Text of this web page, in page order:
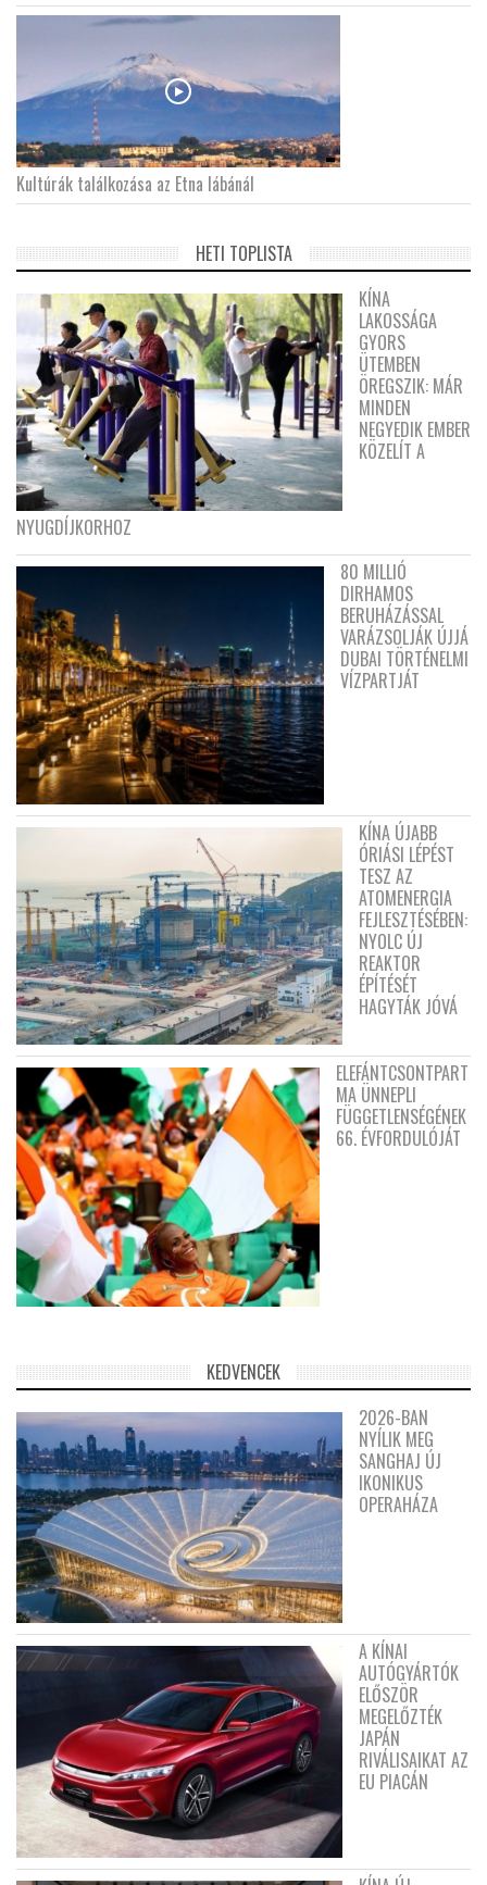
Kultúrák találkozása az Etna lábánál
HETI TOPLISTA
KÍNA
LAKOSSÁGA
GYORS
ÜTEMBEN
ÖREGSZIK: MÁR
MINDEN
NEGYEDIK EMBER
KÖZELÍT A
NYUGDÍJKORHOZ
80 MILLIÓ
DIRHAMOS
BERUHÁZÁSSAL
VARÁZSOLJÁK ÚJJÁ
DUBAI TÖRTÉNELMI
VÍZPARTJÁT
KÍNA ÚJABB
ÓRIÁSI LÉPÉST
TESZ AZ
ATOMENERGIA
FEJLESZTÉSÉBEN:
NYOLC ÚJ
REAKTOR
ÉPÍTÉSÉT
HAGYTÁK JÓVÁ
ELEFÁNTCSONTPART
MA ÜNNEPLI
FÜGGETLENSÉGÉNEK
66. ÉVFORDULÓJÁT
KEDVENCEK
2026-BAN
NYÍLIK MEG
SANGHAJ ÚJ
IKONIKUS
OPERAHÁZA
A KÍNAI
AUTÓGYÁRTÓK
ELŐSZÖR
MEGELŐZTÉK
JAPÁN
RIVÁLISAIKAT AZ
EU PIACÁN